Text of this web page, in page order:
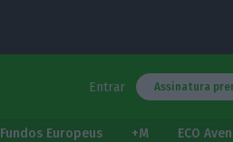
Entrar Assinatura
Fundos Europeus +M
ECO